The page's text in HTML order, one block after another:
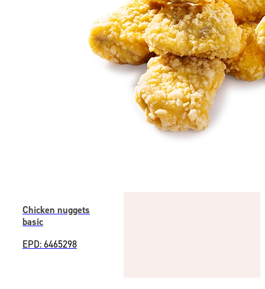
Chicken nuggets
basic
EPD: 6465298